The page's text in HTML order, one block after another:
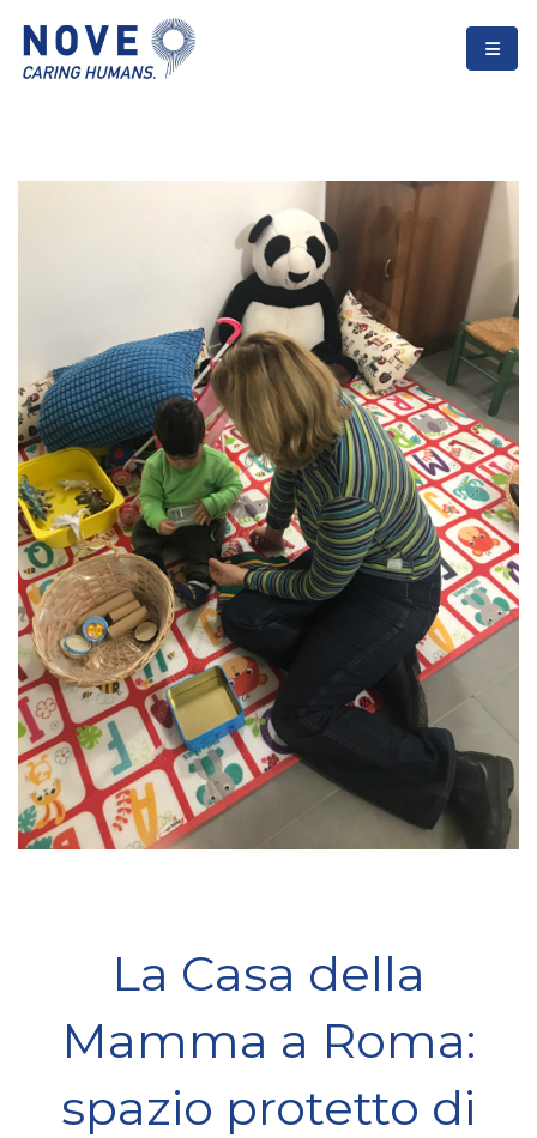
La Casa della
Mamma a Roma:
spazio protetto di